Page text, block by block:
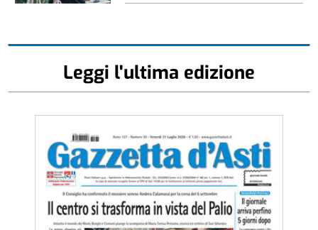
Leggi l'ultima edizione